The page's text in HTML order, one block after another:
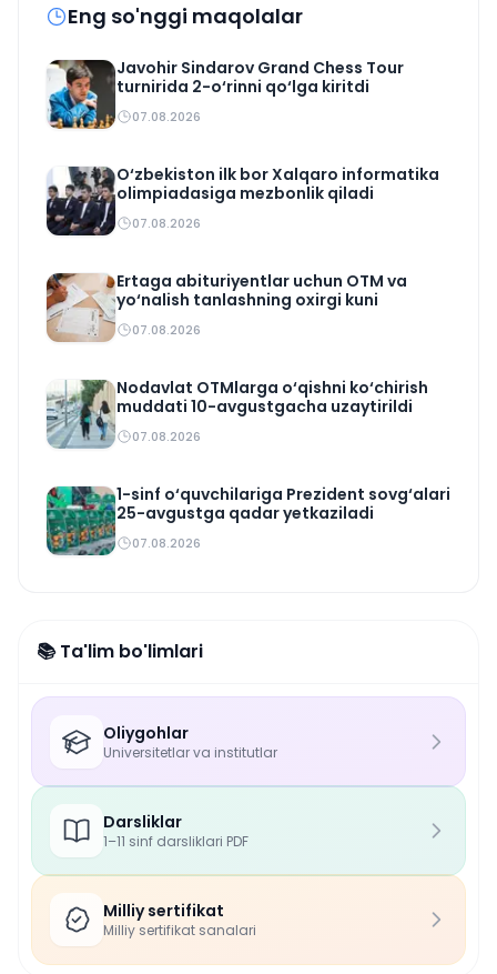
Eng so'nggi maqolalar
Javohir Sindarov Grand Chess Tour
turnirida 2-o‘rinni qo‘lga kiritdi
07.08.2026
O‘zbekiston ilk bor Xalqaro informatika
olimpiadasiga mezbonlik qiladi
07.08.2026
Ertaga abituriyentlar uchun OTM va
yo‘nalish tanlashning oxirgi kuni
07.08.2026
Nodavlat OTMlarga o‘qishni ko‘chirish
muddati 10-avgustgacha uzaytirildi
07.08.2026
1-sinf o‘quvchilariga Prezident sovg‘alari
25-avgustga qadar yetkaziladi
07.08.2026
📚 Ta'lim bo'limlari
Oliygohlar
Universitetlar va institutlar
Darsliklar
1–11 sinf darsliklari PDF
Milliy sertifikat
Milliy sertifikat sanalari